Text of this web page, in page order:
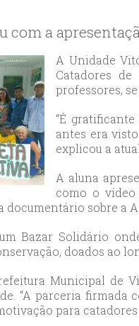
avcılar
escort
bagcılar
escort
beylikduzu
escort
bahcesehir
umraniye
escort
sisli
escort
esenyurt
escort
istanbul
com a
A Unidade
Catadores
professores,
“É
antes era
explicou a
A aluna
como o vídeo
documentário sobre a
Bazar Solidário
doados ao
Municipal de
“A parceria firmada
para